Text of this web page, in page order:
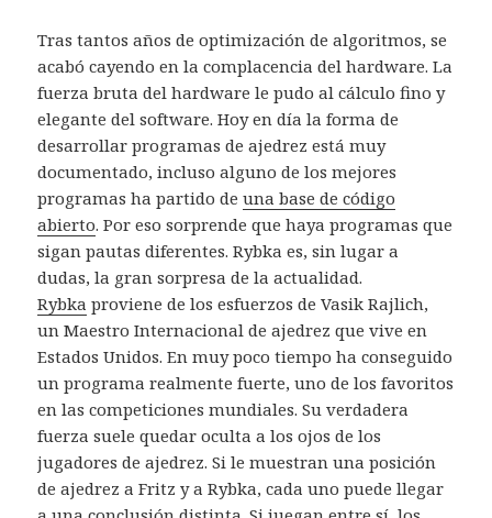
Tras tantos años de optimización de algoritmos, se
acabó cayendo en la complacencia del hardware. La
fuerza bruta del hardware le pudo al cálculo fino y
elegante del software. Hoy en día la forma de
desarrollar programas de ajedrez está muy
documentado, incluso alguno de los mejores
programas ha partido deuna base de código
abierto. Por eso sorprende que haya programas que
sigan pautas diferentes. Rybka es, sin lugar a
dudas, la gran sorpresa de la actualidad.
Rybka proviene de los esfuerzos de Vasik Rajlich,
un Maestro Internacional de ajedrez que vive en
Estados Unidos. En muy poco tiempo ha conseguido
un programa realmente fuerte, uno de los favoritos
en las competiciones mundiales. Su verdadera
fuerza suele quedar oculta a los ojos de los
jugadores de ajedrez. Si le muestran una posición
de ajedrez a Fritz y a Rybka, cada uno puede llegar